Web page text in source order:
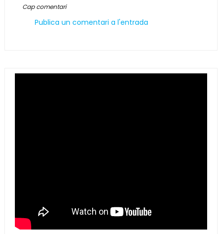
Cap comentari
Publica un comentari a l'entrada